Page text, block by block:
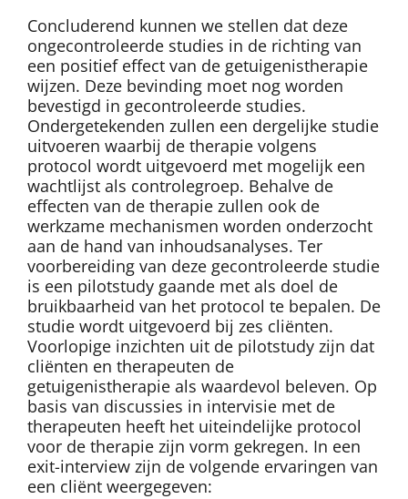
Concluderend kunnen we stellen dat deze
ongecontroleerde studies in de richting van
een positief effect van de getuigenistherapie
wijzen. Deze bevinding moet nog worden
bevestigd in gecontroleerde studies.
Ondergetekenden zullen een dergelijke studie
uitvoeren waarbij de therapie volgens
protocol wordt uitgevoerd met mogelijk een
wachtlijst als controlegroep. Behalve de
effecten van de therapie zullen ook de
werkzame mechanismen worden onderzocht
aan de hand van inhoudsanalyses. Ter
voorbereiding van deze gecontroleerde studie
is een pilotstudy gaande met als doel de
bruikbaarheid van het protocol te bepalen. De
studie wordt uitgevoerd bij zes cliënten.
Voorlopige inzichten uit de pilotstudy zijn dat
cliënten en therapeuten de
getuigenistherapie als waardevol beleven. Op
basis van discussies in intervisie met de
therapeuten heeft het uiteindelijke protocol
voor de therapie zijn vorm gekregen. In een
exit-interview zijn de volgende ervaringen van
een cliënt weergegeven: